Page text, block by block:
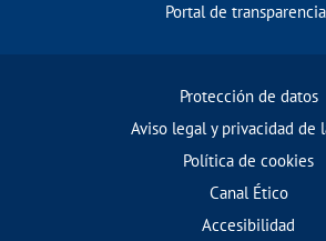
Portal de transparencia
Protección de datos
Aviso legal y privacidad de
Política de cookies
Canal Ético
Accesibilidad